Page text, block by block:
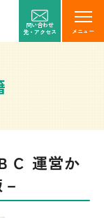
メニュー
問い合わせ
先・アクセス
Ｃ 運営か